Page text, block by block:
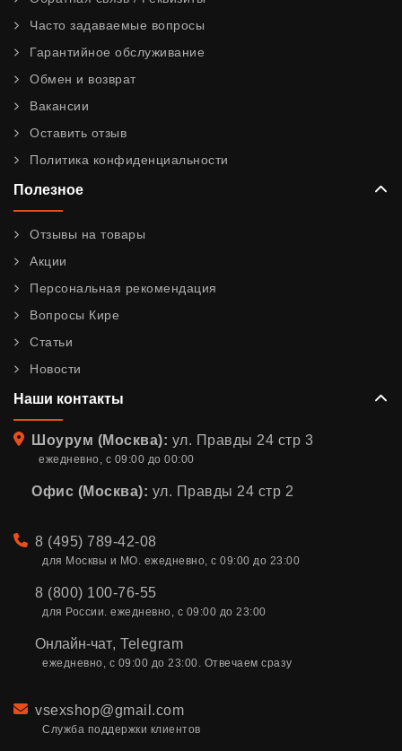
Часто задаваемые вопросы
Гарантийное обслуживание
Обмен и возврат
Вакансии
Оставить отзыв
Политика конфиденциальности
Полезное
Отзывы на товары
Акции
Персональная рекомендация
Вопросы Кире
Статьи
Новости
Наши контакты
Адрес
Шоурум (Москва): ул. Правды 24 стр 3
ежедневно, с 09:00 до 00:00
Офис (Москва): ул. Правды 24 стр 2
Телефон
8 (495) 789-42-08
для Москвы и МО. ежедневно, с 09:00 до 23:00
8 (800) 100-76-55
для России. ежедневно, с 09:00 до 23:00
Онлайн-чат, Telegram
ежедневно, с 09:00 до 23:00. Отвечаем сразу
Email
vsexshop@gmail.com
Служба поддержки клиентов